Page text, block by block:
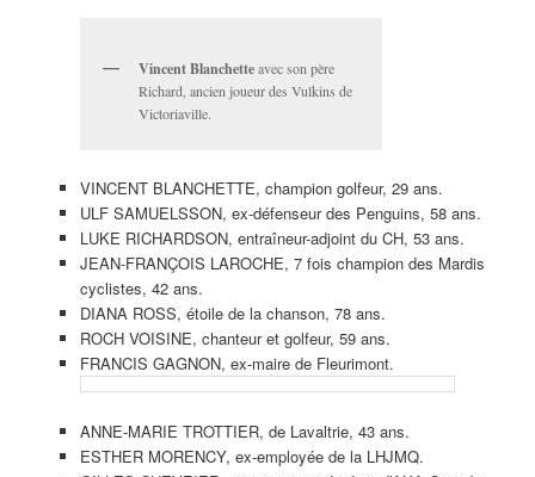
Vincent Blanchetteavec son père
Richard, ancien joueur des Vulkins de
Victoriaville.
VINCENT BLANCHETTE, champion golfeur, 29 ans.
ULF SAMUELSSON, ex-défenseur des Penguins, 58 ans.
LUKE RICHARDSON, entraîneur-adjoint du CH, 53 ans.
JEAN-FRANÇOIS LAROCHE, 7 fois champion des Mardis
cyclistes, 42 ans.
DIANA ROSS, étoile de la chanson, 78 ans.
ROCH VOISINE, chanteur et golfeur, 59 ans.
FRANCIS GAGNON, ex-maire de Fleurimont.
ANNE-MARIE TROTTIER, de Lavaltrie, 43 ans.
ESTHER MORENCY, ex-employée de la LHJMQ.